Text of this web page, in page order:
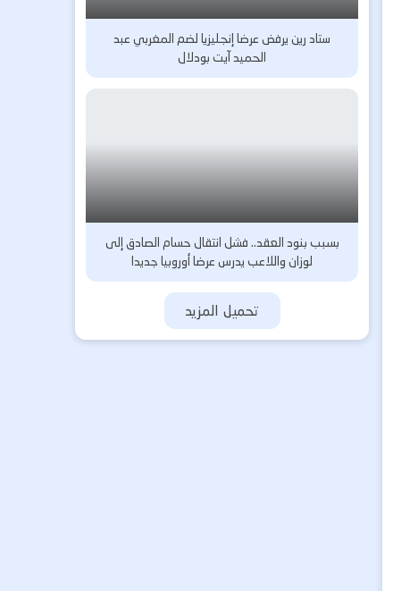
ستاد رين يرفض عرضا إنجليزيا لضم المغربي عبد
الحميد آيت بودلال
بسبب بنود العقد.. فشل انتقال حسام الصادق إلى
لوزان واللاعب يدرس عرضا أوروبيا جديدا
تحميل المزيد